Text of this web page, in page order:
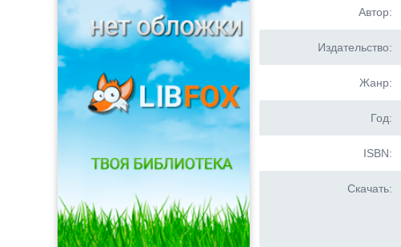
Автор:
Издательство:
Жанр:
Год:
ISBN:
Скачать: